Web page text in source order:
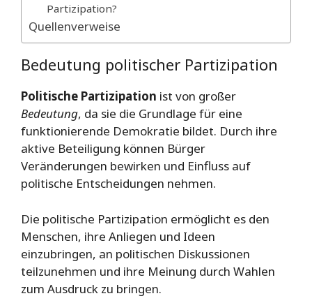
Partizipation?
Quellenverweise
Bedeutung politischer Partizipation
Politische Partizipation ist von großer
Bedeutung, da sie die Grundlage für eine
funktionierende Demokratie bildet. Durch ihre
aktive Beteiligung können Bürger
Veränderungen bewirken und Einfluss auf
politische Entscheidungen nehmen.
Die politische Partizipation ermöglicht es den
Menschen, ihre Anliegen und Ideen
einzubringen, an politischen Diskussionen
teilzunehmen und ihre Meinung durch Wahlen
zum Ausdruck zu bringen.